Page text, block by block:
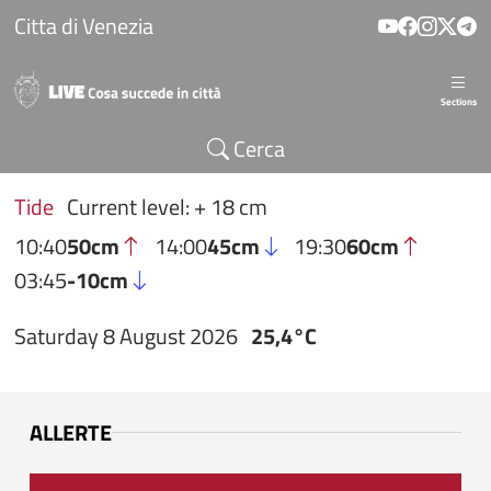
Skip to main content
Citta di Venezia
Sections
Cerca
Tide Current level: + 18 cm
10:4050cm 14:0045cm 19:3060cm
03:45-10cm
Saturday 8 August 2026 25,4°C
ALLERTE